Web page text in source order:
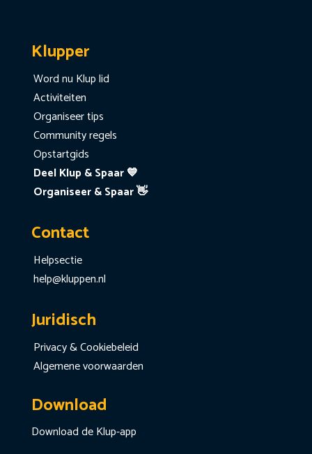
Klupper
Word nu Klup lid
Activiteiten
Organiseer tips
Community regels
Opstartgids
Deel Klup & Spaar 💙
Organiseer & Spaar 👋
Contact
Helpsectie
help@kluppen.nl
Juridisch
Privacy & Cookiebeleid
Algemene voorwaarden
Download
Download de Klup-app